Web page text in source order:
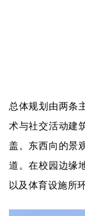
总体规划由两条
术与社交活动建
盖。东西向的景
道。在校园边缘
以及体育设施所